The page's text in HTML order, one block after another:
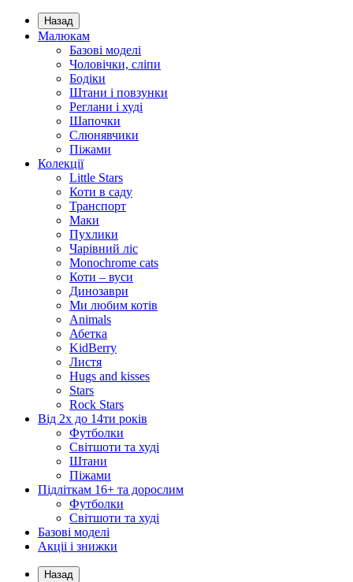
Назад
Малюкам
Базові моделі
Чоловічки, сліпи
Бодіки
Штани і повзунки
Реглани і худі
Шапочки
Слюнявчики
Піжами
Колекції
Little Stars
Коти в саду
Транспорт
Маки
Пухлики
Чарівний ліс
Monochrome cats
Коти – вуси
Динозаври
Ми любим котів
Animals
Абетка
KidBerry
Листя
Hugs and kisses
Stars
Rock Stars
Від 2х до 14ти років
Футболки
Світшоти та худі
Штани
Піжами
Підліткам 16+ та дорослим
Футболки
Світшоти та худі
Базові моделі
Акціі і знижки
Назад